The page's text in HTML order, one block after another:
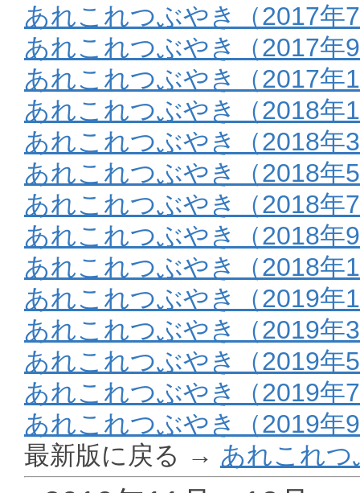
あれこれつぶやき（2017年
あれこれつぶやき（2017年
あれこれつぶやき（2017年
あれこれつぶやき（2018年
あれこれつぶやき（2018年
あれこれつぶやき（2018年
あれこれつぶやき（2018年
あれこれつぶやき（2018年
あれこれつぶやき（2018年
あれこれつぶやき（2019年
あれこれつぶやき（2019年
あれこれつぶやき（2019年
あれこれつぶやき（2019年
あれこれつぶやき（2019年
最新版に戻る → あれこれ